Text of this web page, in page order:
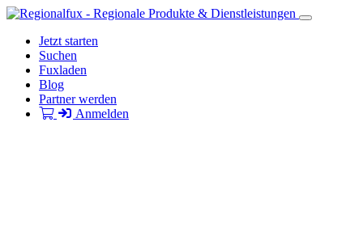
Jetzt starten
Suchen
Fuxladen
Blog
Partner werden
Anmelden